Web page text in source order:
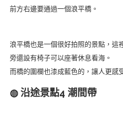
前方右邊要通過一個浪平橋。
浪平橋也是一個很好拍照的景點，這
旁還設有椅子可以座著休息看海。
而橋的圍欄也漆成藍色的，讓人更感
◍ 沿途景點4 潮間帶